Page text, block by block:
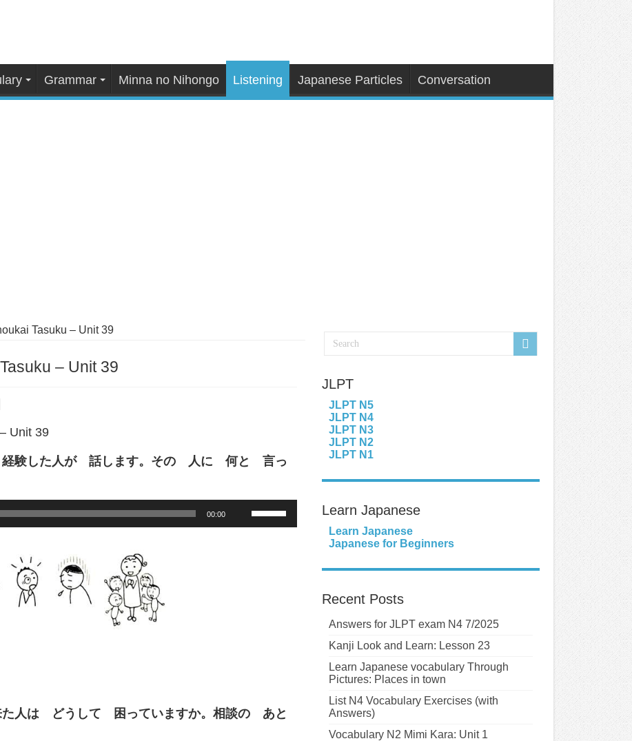
Grammar Minna no Nihongo Listening Japanese Particles Conversation
Tasuku – Unit 39
– Unit 39
Unit 39
験した人が 話します。その 人に 何と 言っ
00:00
た人は どうして 困っていますか。相談の あと
JLPT
JLPT N5
JLPT N4
JLPT N3
JLPT N2
JLPT N1
Learn Japanese
Learn Japanese
Japanese for Beginners
Recent Posts
Answers for JLPT exam N4 7/2025
Kanji Look and Learn: Lesson 23
Learn Japanese vocabulary Through
Pictures: Places in town
List N4 Vocabulary Exercises (with
Answers)
Vocabulary N2 Mimi Kara: Unit 1